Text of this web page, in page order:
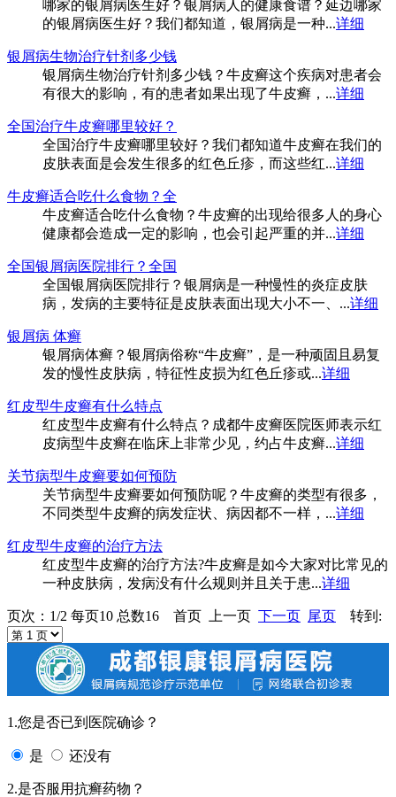
哪家的银屑病医生好？银屑病人的健康食谱？延边哪家
的银屑病医生好？我们都知道，银屑病是一种...详细
银屑病生物治疗针剂多少钱
银屑病生物治疗针剂多少钱？牛皮癣这个疾病对患者会
有很大的影响，有的患者如果出现了牛皮癣，...详细
全国治疗牛皮癣哪里较好？
全国治疗牛皮癣哪里较好？我们都知道牛皮癣在我们的
皮肤表面是会发生很多的红色丘疹，而这些红...详细
牛皮癣适合吃什么食物？全
牛皮癣适合吃什么食物？牛皮癣的出现给很多人的身心
健康都会造成一定的影响，也会引起严重的并...详细
全国银屑病医院排行？全国
全国银屑病医院排行？银屑病是一种慢性的炎症皮肤
病，发病的主要特征是皮肤表面出现大小不一、...详细
银屑病 体癣
银屑病体癣？银屑病俗称“牛皮癣”，是一种顽固且易复
发的慢性皮肤病，特征性皮损为红色丘疹或...详细
红皮型牛皮癣有什么特点
红皮型牛皮癣有什么特点？成都牛皮癣医院医师表示红
皮病型牛皮癣在临床上非常少见，约占牛皮癣...详细
关节病型牛皮癣要如何预防
关节病型牛皮癣要如何预防呢？牛皮癣的类型有很多，
不同类型牛皮癣的病发症状、病因都不一样，...详细
红皮型牛皮癣的治疗方法
红皮型牛皮癣的治疗方法?牛皮癣是如今大家对比常见的
一种皮肤病，发病没有什么规则并且关于患...详细
页次：1/2 每页10 总数16 首页 上一页 下一页 尾页 转到:
1.您是否已到医院确诊？
是 还没有
2.是否服用抗癣药物？